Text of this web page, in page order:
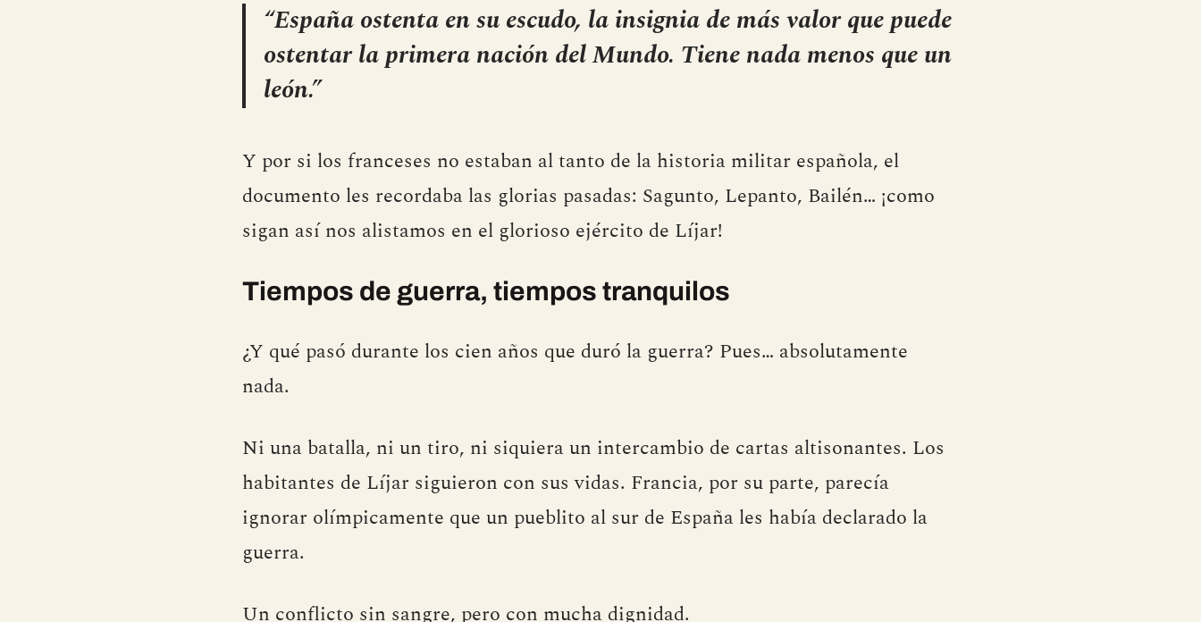
“España ostenta en su escudo, la insignia de más valor que puede
ostentar la primera nación del Mundo. Tiene nada menos que un
león.”
Y por si los franceses no estaban al tanto de la historia militar española, el
documento les recordaba las glorias pasadas: Sagunto, Lepanto, Bailén… ¡como
sigan así nos alistamos en el glorioso ejército de Líjar!
Tiempos de guerra, tiempos tranquilos
¿Y qué pasó durante los cien años que duró la guerra? Pues… absolutamente
nada.
Ni una batalla, ni un tiro, ni siquiera un intercambio de cartas altisonantes. Los
habitantes de Líjar siguieron con sus vidas. Francia, por su parte, parecía
ignorar olímpicamente que un pueblito al sur de España les había declarado la
guerra.
Un conflicto sin sangre, pero con mucha dignidad.